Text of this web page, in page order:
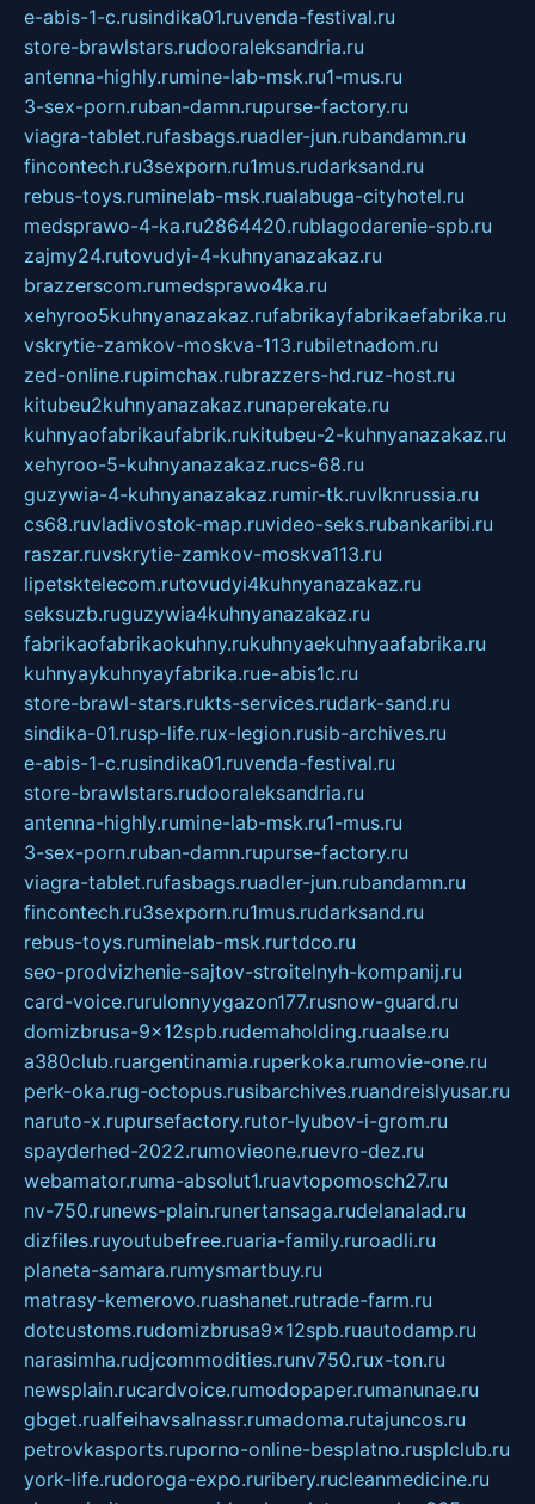
e-abis-1-c.rusindika01.ruvenda-festival.ru
store-brawlstars.rudooraleksandria.ru
antenna-highly.rumine-lab-msk.ru1-mus.ru
3-sex-porn.ruban-damn.rupurse-factory.ru
viagra-tablet.rufasbags.ruadler-jun.rubandamn.ru
fincontech.ru3sexporn.ru1mus.rudarksand.ru
rebus-toys.ruminelab-msk.rualabuga-cityhotel.ru
medsprawo-4-ka.ru2864420.rublagodarenie-spb.ru
zajmy24.rutovudyi-4-kuhnyanazakaz.ru
brazzerscom.rumedsprawo4ka.ru
xehyroo5kuhnyanazakaz.rufabrikayfabrikaefabrika.ru
vskrytie-zamkov-moskva-113.rubiletnadom.ru
zed-online.rupimchax.rubrazzers-hd.ruz-host.ru
kitubeu2kuhnyanazakaz.runaperekate.ru
kuhnyaofabrikaufabrik.rukitubeu-2-kuhnyanazakaz.ru
xehyroo-5-kuhnyanazakaz.rucs-68.ru
guzywia-4-kuhnyanazakaz.rumir-tk.ruvlknrussia.ru
cs68.ruvladivostok-map.ruvideo-seks.rubankaribi.ru
raszar.ruvskrytie-zamkov-moskva113.ru
lipetsktelecom.rutovudyi4kuhnyanazakaz.ru
seksuzb.ruguzywia4kuhnyanazakaz.ru
fabrikaofabrikaokuhny.rukuhnyaekuhnyaafabrika.ru
kuhnyaykuhnyayfabrika.rue-abis1c.ru
store-brawl-stars.rukts-services.rudark-sand.ru
sindika-01.rusp-life.rux-legion.rusib-archives.ru
e-abis-1-c.rusindika01.ruvenda-festival.ru
store-brawlstars.rudooraleksandria.ru
antenna-highly.rumine-lab-msk.ru1-mus.ru
3-sex-porn.ruban-damn.rupurse-factory.ru
viagra-tablet.rufasbags.ruadler-jun.rubandamn.ru
fincontech.ru3sexporn.ru1mus.rudarksand.ru
rebus-toys.ruminelab-msk.rurtdco.ru
seo-prodvizhenie-sajtov-stroitelnyh-kompanij.ru
card-voice.rurulonnyygazon177.rusnow-guard.ru
domizbrusa-9x12spb.rudemaholding.ruaalse.ru
a380club.ruargentinamia.ruperkoka.rumovie-one.ru
perk-oka.rug-octopus.rusibarchives.ruandreislyusar.ru
naruto-x.rupursefactory.rutor-lyubov-i-grom.ru
spayderhed-2022.rumovieone.ruevro-dez.ru
webamator.ruma-absolut1.ruavtopomosch27.ru
nv-750.runews-plain.runertansaga.rudelanalad.ru
dizfiles.ruyoutubefree.ruaria-family.ruroadli.ru
planeta-samara.rumysmartbuy.ru
matrasy-kemerovo.ruashanet.rutrade-farm.ru
dotcustoms.rudomizbrusa9x12spb.ruautodamp.ru
narasimha.rudjcommodities.runv750.rux-ton.ru
newsplain.rucardvoice.rumodopaper.rumanunae.ru
gbget.rualfeihavsalnassr.rumadoma.rutajuncos.ru
petrovkasports.ruporno-online-besplatno.rusplclub.ru
york-life.rudoroga-expo.ruribery.rucleanmedicine.ru